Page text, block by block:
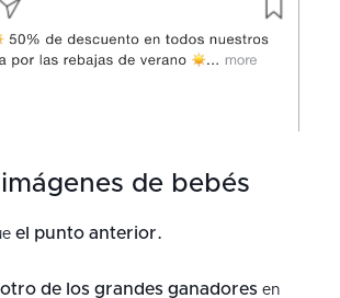
de bebés
el punto anterior.
otro de los grandes ganadores en